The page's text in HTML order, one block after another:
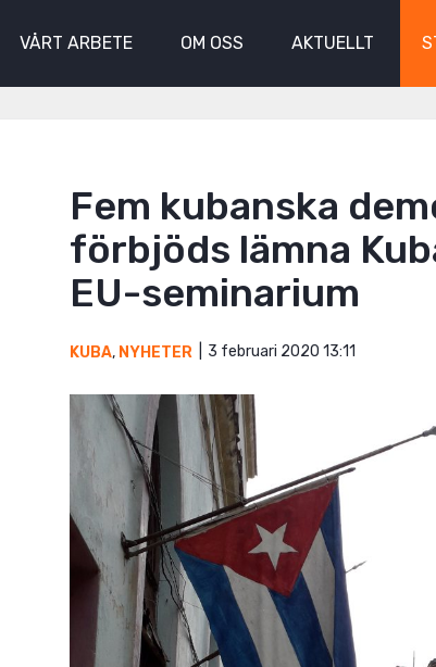
VÅRT ARBETE OM OSS AKTUELLT
Fem kubanska
förbjöds lämna
EU-seminarium
KUBA, NYHETER 3 februari 2020 13:11